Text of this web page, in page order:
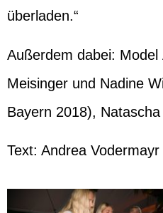
überladen.“
Außerdem dabei: Model
Meisinger und Nadine
Bayern 2018),
Text: Andrea Vodermayr